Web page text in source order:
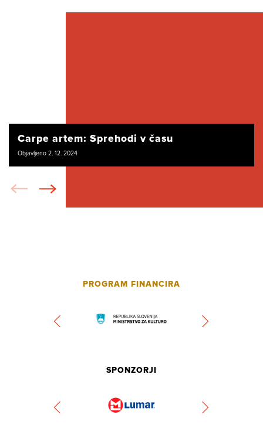
Carpe artem: Sprehodi v času
Objavljeno 2. 12. 2024
PROGRAM FINANCIRA
SPONZORJI